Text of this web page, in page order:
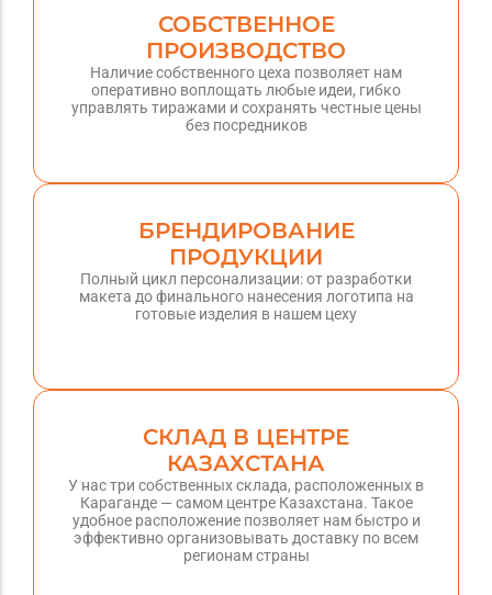
СОБСТВЕННОЕ
ПРОИЗВОДСТВО
Наличие собственного цеха позволяет нам
оперативно воплощать любые идеи, гибко
управлять тиражами и сохранять честные цены
без посредников
БРЕНДИРОВАНИЕ
ПРОДУКЦИИ
Полный цикл персонализации: от разработки
макета до финального нанесения логотипа на
готовые изделия в нашем цеху
СКЛАД В ЦЕНТРЕ
КАЗАХСТАНА
У нас три собственных склада, расположенных в
Караганде — самом центре Казахстана. Такое
удобное расположение позволяет нам быстро и
эффективно организовывать доставку по всем
регионам страны